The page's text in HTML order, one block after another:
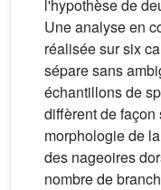
l'hypothèse de
Une analyse en
réalisée sur six
sépare sans
échantillons de
diffèrent de
morphologie de
des nageoires
nombre de